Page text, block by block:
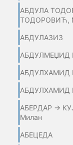
АБДУЛА
ТОДОРОВИЋ,
АБДУЛАЗИЗ
АБДУЛМЕЏИД I
АБДУЛХАМИД I
АБДУЛХАМИД
АБЕРДАР →
Милан
АБЕЦЕДА